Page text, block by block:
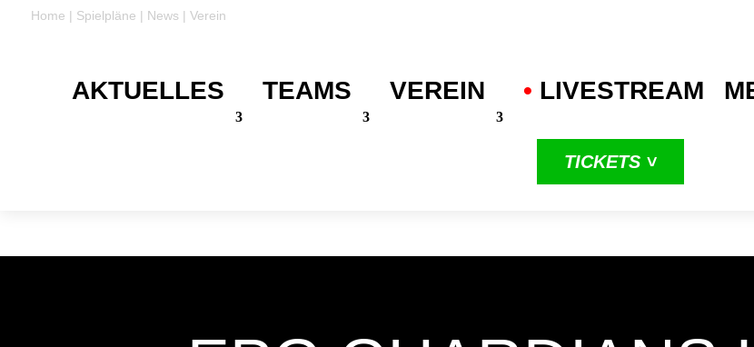
Home | Spielpläne | News | Verein
AKTUELLES TEAMS VEREIN • LIVESTREAM
TICKETS ˅